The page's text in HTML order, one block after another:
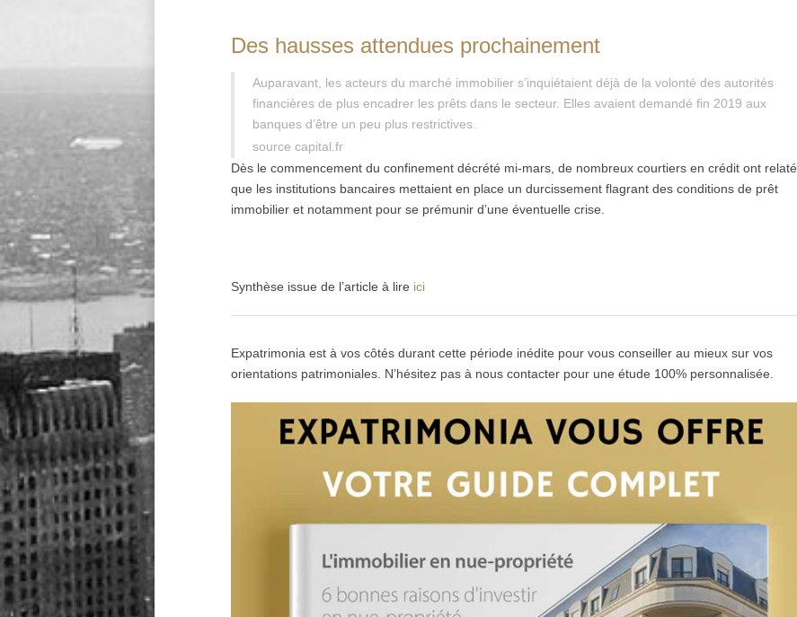
Des hausses attendues prochainement
Auparavant, les acteurs du marché immobilier s’inquiétaient déjà de la volonté des autorités
financières de plus encadrer les prêts dans le secteur. Elles avaient demandé fin 2019 aux
banques d’être un peu plus restrictives.
source capital.fr
Dès le commencement du confinement décrété mi-mars, de nombreux courtiers en crédit ont relaté
que les institutions bancaires mettaient en place un durcissement flagrant des conditions de prêt
immobilier et notamment pour se prémunir d’une éventuelle crise.
Synthèse issue de l’article à lire ici
Expatrimonia est à vos côtés durant cette période inédite pour vous conseiller au mieux sur vos
orientations patrimoniales. N’hésitez pas à nous contacter pour une étude 100% personnalisée.